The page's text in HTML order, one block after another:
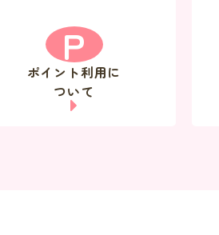
P
ポイント利用に
ついて